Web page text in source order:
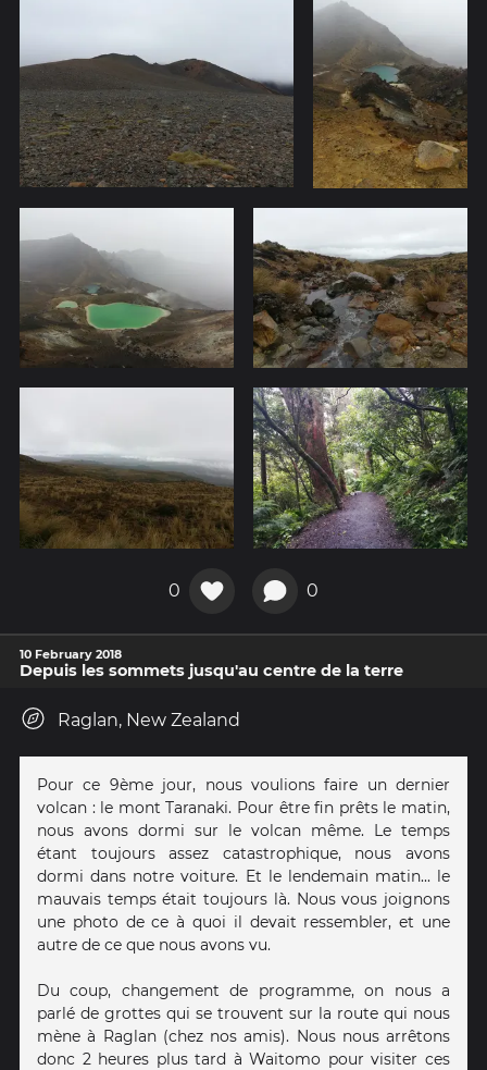
0 0
10 February 2018
Depuis les sommets jusqu'au centre de la terre
Raglan, New Zealand
Pour ce 9ème jour, nous voulions faire un dernier
volcan : le mont Taranaki. Pour être fin prêts le matin,
nous avons dormi sur le volcan même. Le temps
étant toujours assez catastrophique, nous avons
dormi dans notre voiture. Et le lendemain matin... le
mauvais temps était toujours là. Nous vous joignons
une photo de ce à quoi il devait ressembler, et une
autre de ce que nous avons vu.
Du coup, changement de programme, on nous a
parlé de grottes qui se trouvent sur la route qui nous
mène à Raglan (chez nos amis). Nous nous arrêtons
donc 2 heures plus tard à Waitomo pour visiter ces